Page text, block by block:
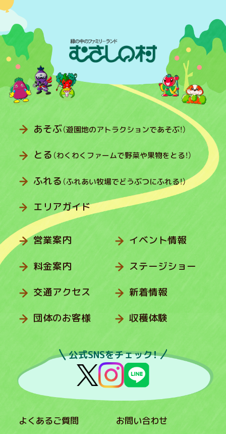
あそぶ（遊園地のアトラクションであそぶ！）
とる （わくわくファームで野菜や果物をとる！）
ふれる （ふれあい牧場でどうぶつにふれる！）
エリアガイド
営業案内
料金案内
交通アクセス
団体のお客様
イベント情報
ステージショー
新着情報
収穫体験
公式SNSをチェック！
よくあるご質問 お問い合わせ